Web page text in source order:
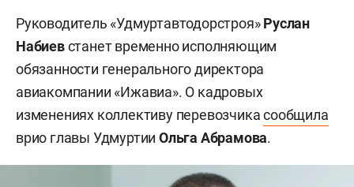
Руководитель «Удмуртавтодорстроя»Руслан
Набиевстанет временно исполняющим
обязанности генерального директора
авиакомпании «Ижавиа». О кадровых
изменениях коллективу перевозчикасообщила
врио главы УдмуртииОльга Абрамова.